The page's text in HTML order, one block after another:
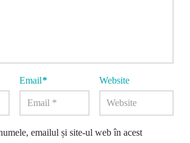
Email* Website
emailul și site-ul web în acest